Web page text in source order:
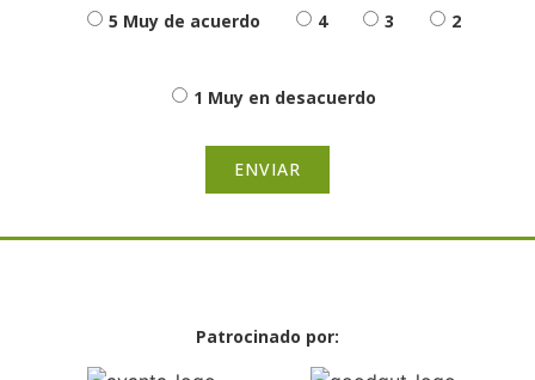
5 Muy de acuerdo 4 3 2
1 Muy en desacuerdo
ENVIAR
Patrocinado por: